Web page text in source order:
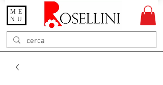
Gioielleria Rosellini
Rosellini online
ME
NU